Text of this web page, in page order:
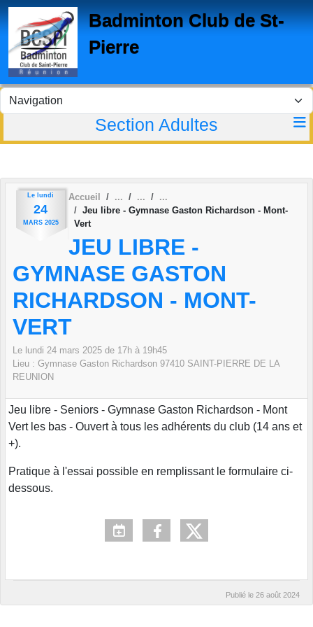
Badminton Club de St-
Pierre
Section Adultes
Le lundi
24
MARS 2025
Accueil
Jeu libre - Gymnase Gaston Richardson - Mont-
Vert
JEU LIBRE -
GYMNASE GASTON
RICHARDSON - MONT-
VERT
Le lundi 24 mars 2025 de 17h à 19h45
Lieu : Gymnase Gaston Richardson 97410 SAINT-PIERRE DE LA
REUNION
Jeu libre - Seniors - Gymnase Gaston Richardson - Mont
Vert les bas - Ouvert à tous les adhérents du club (14 ans et
+).
Pratique à l'essai possible en remplissant le formulaire ci-
dessous.
Publié le 26 août 2024
Panneau de gestion des cookies